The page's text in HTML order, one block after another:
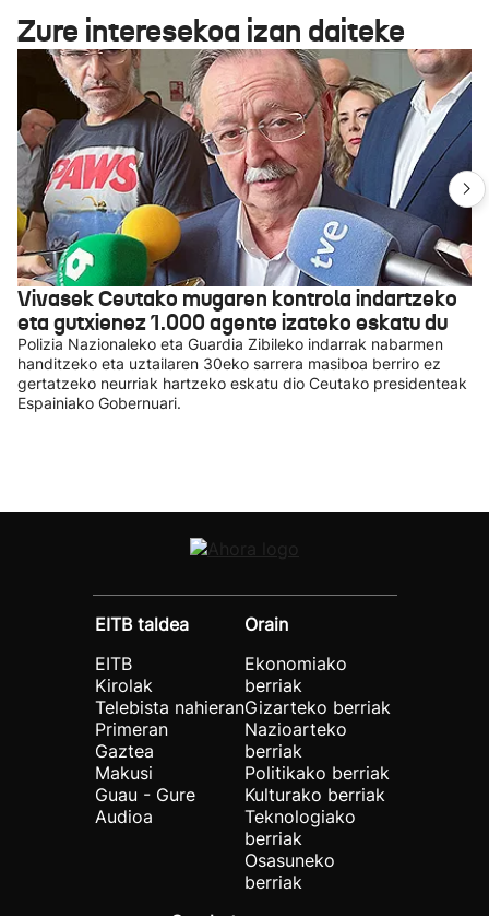
Zure interesekoa izan daiteke
Vivasek Ceutako mugaren kontrola indartzeko
eta gutxienez 1.000 agente izateko eskatu du
Polizia Nazionaleko eta Guardia Zibileko indarrak nabarmen
handitzeko eta uztailaren 30eko sarrera masiboa berriro ez
gertatzeko neurriak hartzeko eskatu dio Ceutako presidenteak
Espainiako Gobernuari.
EITB taldea
EITB
Kirolak
Telebista nahieran
Primeran
Gaztea
Makusi
Guau - Gure
Audioa
Orain
Ekonomiako
berriak
Gizarteko berriak
Nazioarteko
berriak
Politikako berriak
Kulturako berriak
Teknologiako
berriak
Osasuneko
berriak